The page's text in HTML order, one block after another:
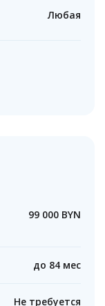
Любая
99 000 BYN
до 84 мес
Не требуется